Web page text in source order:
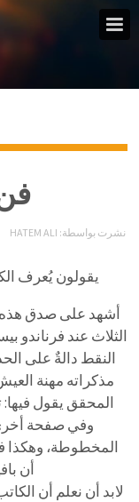
نشرت بواسطة: HATEM ALI
يقولون يُعرف
أشهد على صدق هذه
الثلاث عند فرناندو
النقط دالةٌ على
مذكراته مهنة
المحقق يقول
وفي صفحة
المخطوطة، وهكذا
أن
لابد أن نعلم أن